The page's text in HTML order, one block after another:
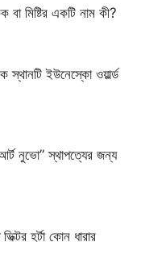
বা মিষ্টির একটি নাম কী?
স্থানটি ইউনেস্কো ওয়ার্ল্ড
নুভো” স্থাপত্যের জন্য
হর্টা কোন ধারার